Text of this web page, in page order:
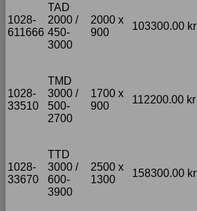
1028-
611666
TAD
2000 /
450-
3000
2000 x
900
103300.00 kr
1028-
33510
TMD
3000 /
500-
2700
1700 x
900
112200.00 kr
1028-
33670
TTD
3000 /
600-
3900
2500 x
1300
158300.00 kr